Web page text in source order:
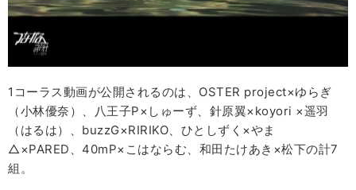
1コーラス動画が公開されるのは、OSTER project×ゆらぎ
（小林優奈）、八王子P×しゅーず、針原翼×koyori ×遥羽
（はるは）、buzzG×RIRIKO、ひとしずく×やま
△×PARED、40mP×こはならむ、和田たけあき×松下の計7
組。